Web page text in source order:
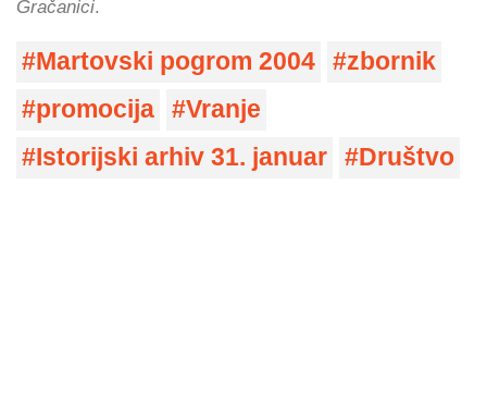
Gračanici.
Martovski pogrom 2004
zbornik
promocija
Vranje
Istorijski arhiv 31. januar
Društvo